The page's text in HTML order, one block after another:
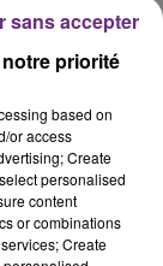
priorité
based on
or access
Create
personalised
content
or combinations
Create
sans accepter